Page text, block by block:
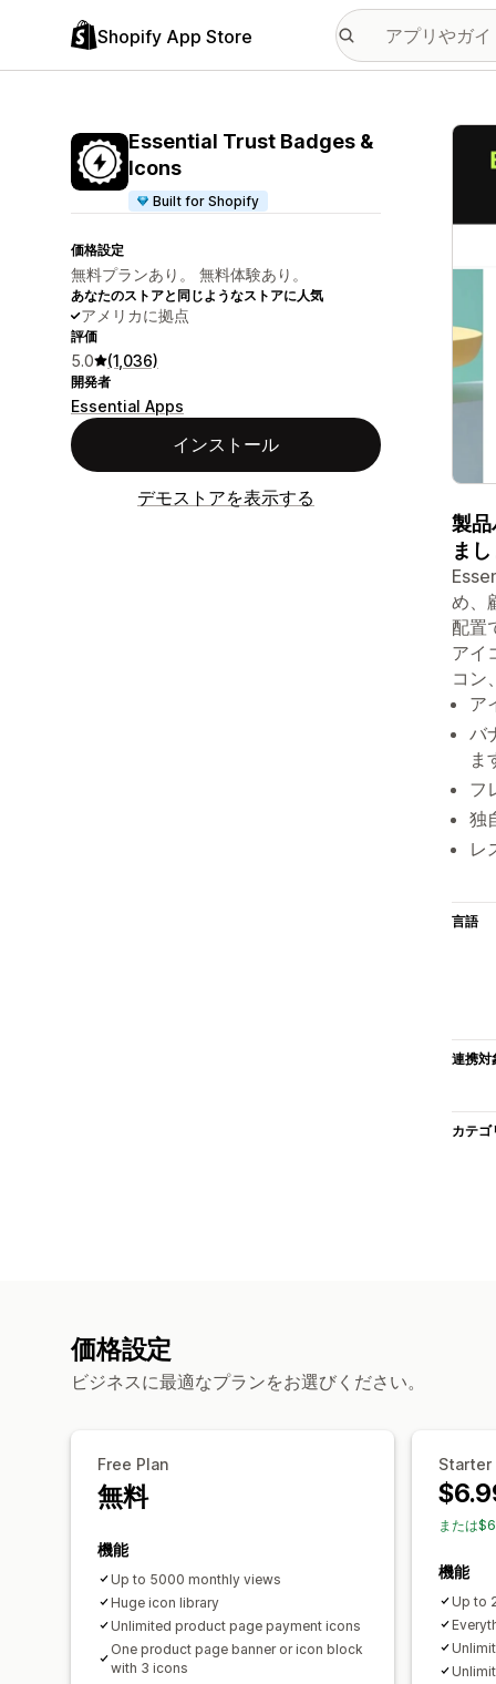
Shopify App Store
Essential Trust Badges &
Icons
Built for Shopify
価格設定
無料プランあり。 無料体験あり。
あなたのストアと同じようなストアに人気
アメリカに拠点
評価
5.0 (1,036)
開発者
Essential Apps
インストール
デモストアを表示する
特集
製
まし
め、
配置
アイ
コン
ア
バ
ま
フ
独
レ
言語
連携対
カテゴ
価格設定
ビジネスに最適なプランをお選びください。
Free Plan
無料
機能
Up to 5000 monthly views
Huge icon library
Unlimited product page payment icons
One product page banner or icon block
with 3 icons
Starter
または
機能
Up to